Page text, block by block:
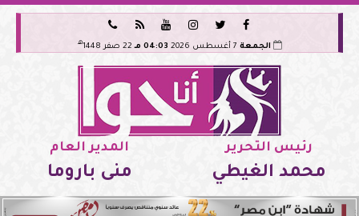






الجمعة 04:03 مـ 22 صفر 1448 هـ
رئيس التحرير
محمد الغيطي
المدير العام
منى باروما